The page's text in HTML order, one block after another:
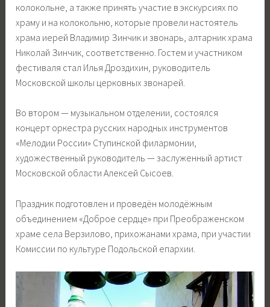
колокольне, а также принять участие в экскурсиях по
храму и на колокольню, которые провели настоятель
храма иерей Владимир Зинчик и звонарь, алтарник храма
Николай Зинчик, соответственно. Гостем и участником
фестиваля стал Илья Дроздихин, руководитель
Московской школы церковных звонарей.
Во втором — музыкальном отделении, состоялся
концерт оркестра русских народных инструментов
«Мелодии России» Ступинской филармонии,
художественный руководитель — заслуженный артист
Московской области Алексей Сысоев.
Праздник подготовлен и проведён молодёжным
объединением «Доброе сердце» при Преображенском
храме села Верзилово, прихожанами храма, при участии
Комиссии по культуре Подольской епархии.